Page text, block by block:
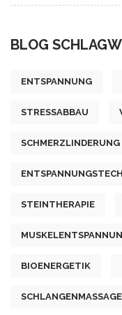
BLOG
ENTSPANNUNG
STRESSABBAU
SCHMERZLINDERUNG
STEINTHERAPIE
BIOENERGETIK
SCHLANGENMASSAGE